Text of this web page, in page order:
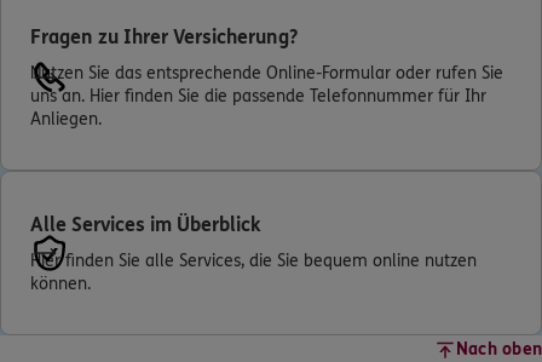
Fragen zu Ihrer Versicherung?
Nutzen Sie das entsprechende Online-Formular oder rufen Sie
uns an. Hier finden Sie die passende Telefonnummer für Ihr
Anliegen.
Alle Services im Überblick
Hier finden Sie alle Services, die Sie bequem online nutzen
können.
Nach oben